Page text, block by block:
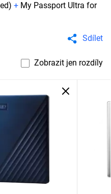
+ My Passport Ultra for
Sdílet
Zobrazit jen rozdíly